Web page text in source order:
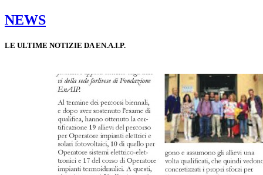
NEWS
LE ULTIME NOTIZIE DA EN.A.I.P.